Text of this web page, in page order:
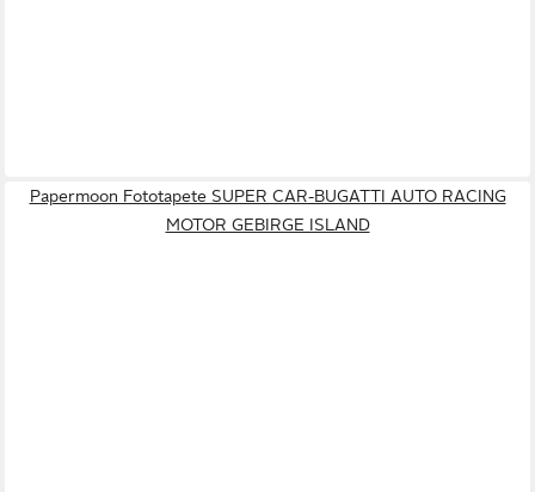
Papermoon Fototapete SUPER CAR-BUGATTI AUTO RACING
MOTOR GEBIRGE ISLAND